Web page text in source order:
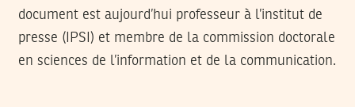
document est aujourd’hui professeur à l’institut de
presse (IPSI) et membre de la commission doctorale
en sciences de l’information et de la communication.